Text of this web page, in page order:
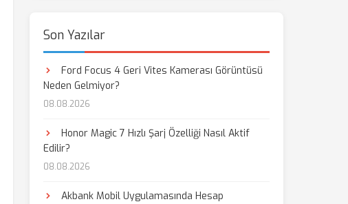
Son Yazılar
Ford Focus 4 Geri Vites Kamerası Görüntüsü
Neden Gelmiyor?
08.08.2026
Honor Magic 7 Hızlı Şarj Özelliği Nasıl Aktif
Edilir?
08.08.2026
Akbank Mobil Uygulamasında Hesap